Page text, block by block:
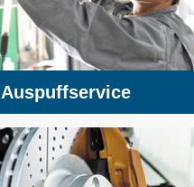
Auspuffservice